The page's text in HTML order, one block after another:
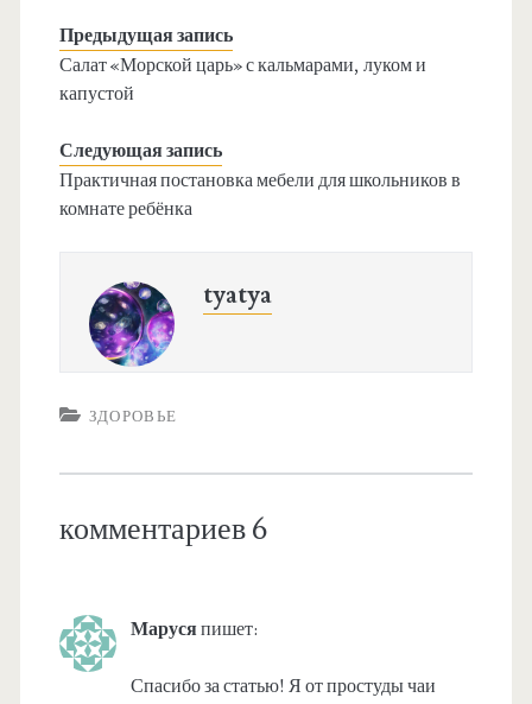
Предыдущая запись
Салат «Морской царь» с кальмарами, луком и
капустой
Следующая запись
Практичная постановка мебели для школьников в
комнате ребёнка
tyatya
ЗДОРОВЬЕ
комментариев 6
Марусяпишет:
Спасибо за статью! Я от простуды чаи